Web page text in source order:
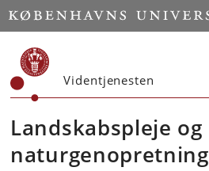
Start
Videntjenesten
Landskabspleje og
naturgenopretning